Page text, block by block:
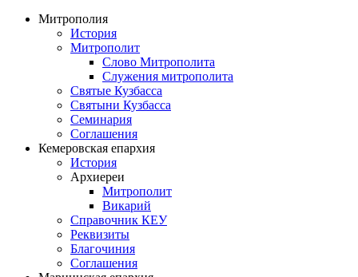
Митрополия
История
Митрополит
Слово Митрополита
Служения митрополита
Святые Кузбасса
Святыни Кузбасса
Семинария
Соглашения
Кемеровская епархия
История
Архиереи
Митрополит
Викарий
Справочник КЕУ
Реквизиты
Благочиния
Соглашения